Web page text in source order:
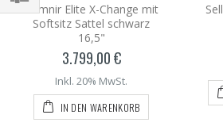
Hrimnir Elite X-Change mit
Softsitz Sattel schwarz
16,5"
3.799,00 €
Inkl. 20% MwSt.
IN DEN WARENKORB